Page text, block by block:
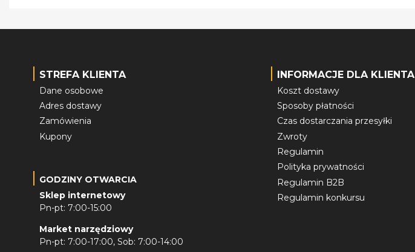
STREFA KLIENTA
Dane osobowe
Adres dostawy
Zamówienia
Kupony
GODZINY OTWARCIA
Sklep internetowy
Pn-pt: 7:00-15:00
Market narzędziowy
Pn-pt: 7:00-17:00, Sob: 7:00-14:00
INFORMACJE DLA KLIENTA
Koszt dostawy
Sposoby płatności
Czas dostarczania przesyłki
Zwroty
Regulamin
Polityka prywatności
Regulamin B2B
Regulamin konkursu